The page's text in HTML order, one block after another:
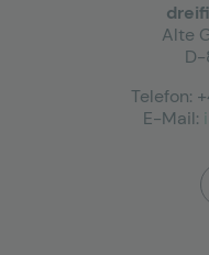
Alte
Telefon:
E-Mail: